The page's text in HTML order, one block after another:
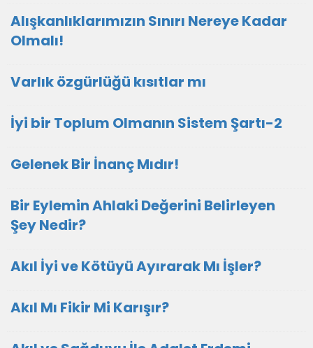
Alışkanlıklarımızın Sınırı Nereye Kadar
Olmalı!
Varlık özgürlüğü kısıtlar mı
İyi bir Toplum Olmanın Sistem Şartı-2
Gelenek Bir İnanç Mıdır!
Bir Eylemin Ahlaki Değerini Belirleyen
Şey Nedir?
Akıl İyi ve Kötüyü Ayırarak Mı İşler?
Akıl Mı Fikir Mi Karışır?